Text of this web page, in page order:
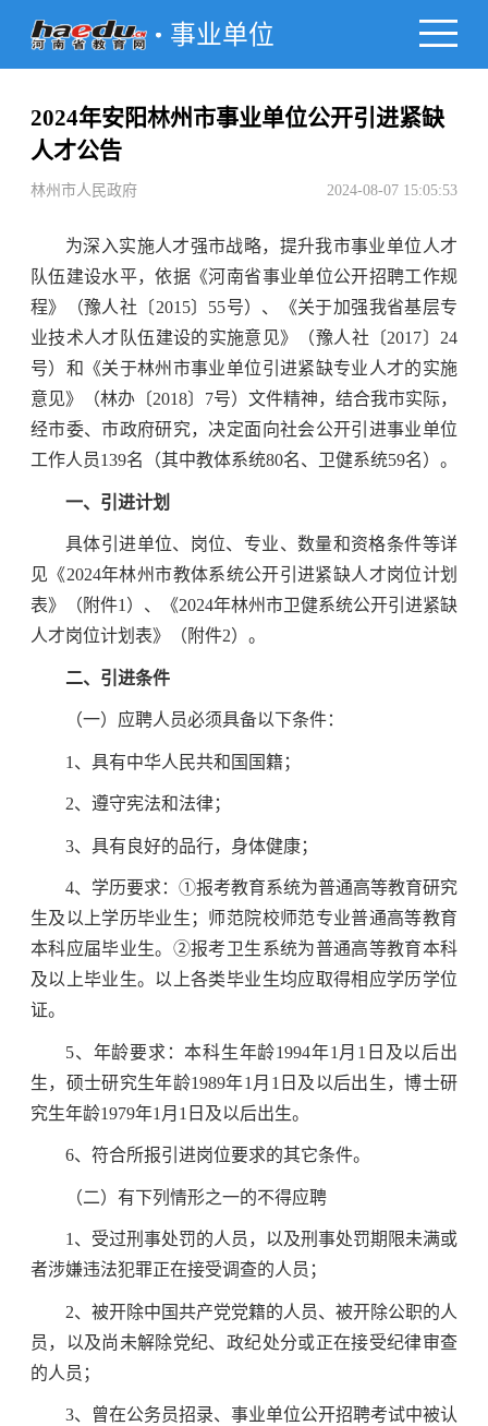
事业单位
2024年安阳林州市事业单位公开引进紧缺
人才公告
林州市人民政府 2024-08-07 15:05:53
为深入实施人才强市战略，提升我市事业单位人才
队伍建设水平，依据《河南省事业单位公开招聘工作规
程》（豫人社〔2015〕55号）、《关于加强我省基层专
业技术人才队伍建设的实施意见》（豫人社〔2017〕24
号）和《关于林州市事业单位引进紧缺专业人才的实施
意见》（林办〔2018〕7号）文件精神，结合我市实际，
经市委、市政府研究，决定面向社会公开引进事业单位
工作人员139名（其中教体系统80名、卫健系统59名）。
一、引进计划
具体引进单位、岗位、专业、数量和资格条件等详
见《2024年林州市教体系统公开引进紧缺人才岗位计划
表》（附件1）、《2024年林州市卫健系统公开引进紧缺
人才岗位计划表》（附件2）。
二、引进条件
（一）应聘人员必须具备以下条件：
1、具有中华人民共和国国籍；
2、遵守宪法和法律；
3、具有良好的品行，身体健康；
4、学历要求：①报考教育系统为普通高等教育研究
生及以上学历毕业生；师范院校师范专业普通高等教育
本科应届毕业生。②报考卫生系统为普通高等教育本科
及以上毕业生。以上各类毕业生均应取得相应学历学位
证。
5、年龄要求：本科生年龄1994年1月1日及以后出
生，硕士研究生年龄1989年1月1日及以后出生，博士研
究生年龄1979年1月1日及以后出生。
6、符合所报引进岗位要求的其它条件。
（二）有下列情形之一的不得应聘
1、受过刑事处罚的人员，以及刑事处罚期限未满或
者涉嫌违法犯罪正在接受调查的人员；
2、被开除中国共产党党籍的人员、被开除公职的人
员，以及尚未解除党纪、政纪处分或正在接受纪律审查
的人员；
3、曾在公务员招录、事业单位公开招聘考试中被认